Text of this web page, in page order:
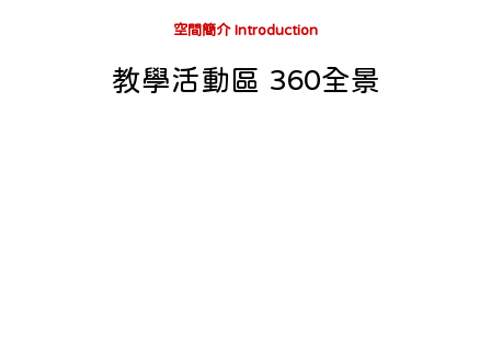
空間簡介 Introduction
教學活動區 360全景